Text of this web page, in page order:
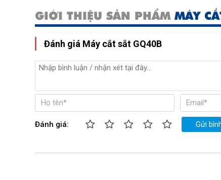
GIỚI THIỆU SẢN PHẨM MÁY
Đánh giá Máy cắt sắt GQ40B
Đánh giá: Gửi